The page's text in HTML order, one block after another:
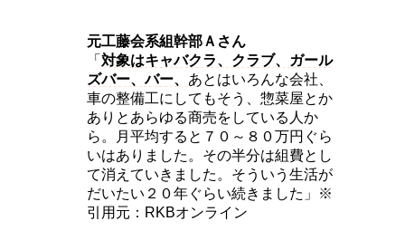
元工藤会系組幹部Ａさん
「 対象はキャバクラ、クラブ、ガール
ズバー、バー、 あとはいろんな会社、
車の整備工にしてもそう、惣菜屋とか
ありとあらゆる商売をしている人か
ら。月平均すると７０～８０万円ぐら
いはありました。その半分は組費とし
て消えていきました。そういう生活が
だいたい２０年ぐらい続きました」※
引用元：RKBオンライン